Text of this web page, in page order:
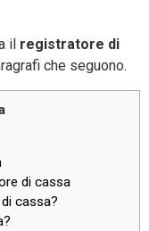
il registratore di
che seguono.
di cassa
cassa?